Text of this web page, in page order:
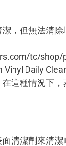
，但無法清
tc/shop/
Vinyl Daily
這種情況下
清潔劑來清潔